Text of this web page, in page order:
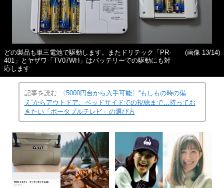
どの製品も単三電池で駆動します。またドリテック「PR-
401」とヤザワ「TV07WH」はバッテリーでの駆動にも対
応します
(画像 13/14)
記事を読む
〈5000円台から入手可能〉“もしもの時の備
え”からアウトドア、ベッドサイドでの視聴まで…持ってお
きたい「ポータブルテレビ」の選び方